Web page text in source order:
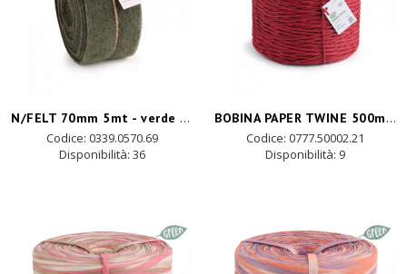
N/FELT 70mm 5mt - verde scuro
Codice: 0339.0570.69
Disponibilità: 36
BOBINA PAPER TWINE 500mt - rosso vivo
Codice: 0777.50002.21
Disponibilità: 9